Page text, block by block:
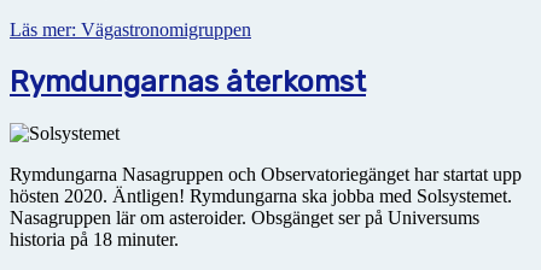
Läs mer: Vägastronomigruppen
Rymdungarnas återkomst
Rymdungarna Nasagruppen och Observatoriegänget har startat upp
hösten 2020. Äntligen! Rymdungarna ska jobba med Solsystemet.
Nasagruppen lär om asteroider. Obsgänget ser på Universums
historia på 18 minuter.